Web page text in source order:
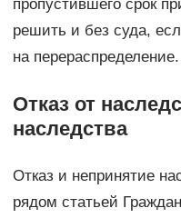
пропустившего срок
решить и без суда,
на перераспределение.
Отказ от
наследства
Отказ и непринятие
рядом статьей